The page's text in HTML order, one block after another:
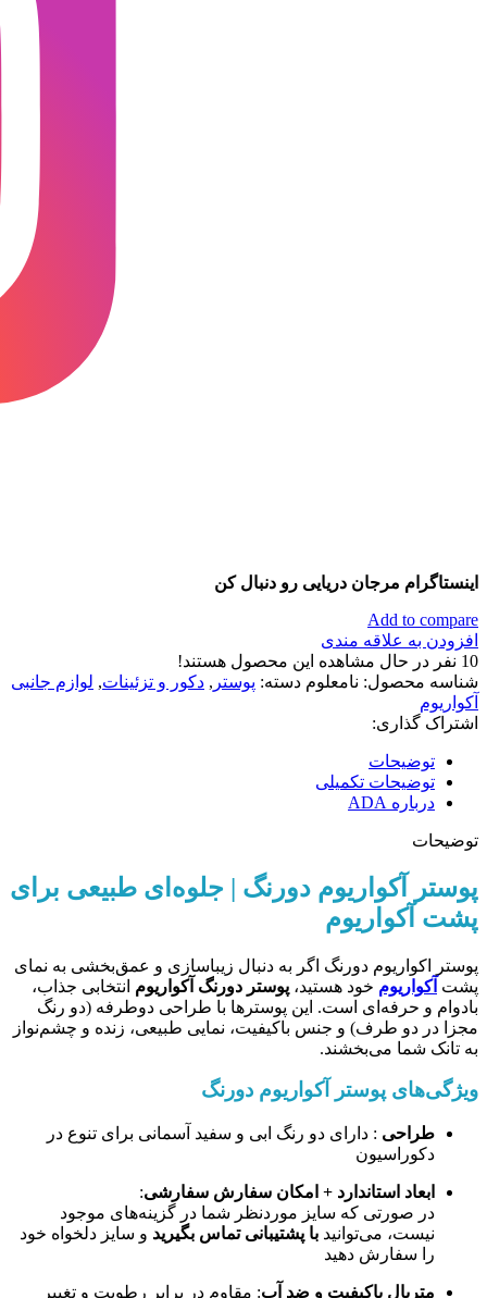
اینستاگرام مرجان دریایی رو دنبال کن
Add to compare
افزودن به علاقه مندی
10 نفر در حال مشاهده این محصول هستند!
شناسه محصول: نامعلوم دسته: پوستر , دکور و تزئینات, لوازم جانبی
آکواریوم
اشتراک گذاری:
توضیحات
توضیحات تکمیلی
درباره ADA
توضیحات
پوستر آکواریوم دورنگ | جلوه‌ای طبیعی برای
پشت آکواریوم
پوستر اکواریوم دورنگ اگر به دنبال زیباسازی و عمق‌بخشی به نمای
پشت آکواریوم خود هستید، پوستر دورنگ آکواریوم انتخابی جذاب،
بادوام و حرفه‌ای است. این پوسترها با طراحی دوطرفه (دو رنگ
مجزا در دو طرف) و جنس باکیفیت، نمایی طبیعی، زنده و چشم‌نواز
به تانک شما می‌بخشند.
ویژگی‌های پوستر آکواریوم دورنگ
طراحی : دارای دو رنگ ابی و سفید آسمانی برای تنوع در
دکوراسیون
ابعاد استاندارد + امکان سفارش سفارشی:
در صورتی که سایز موردنظر شما در گزینه‌های موجود
نیست، می‌توانید با پشتیبانی تماس بگیرید و سایز دلخواه خود
را سفارش دهید
متریال باکیفیت و ضد آب: مقاوم در برابر رطوبت و تغییر